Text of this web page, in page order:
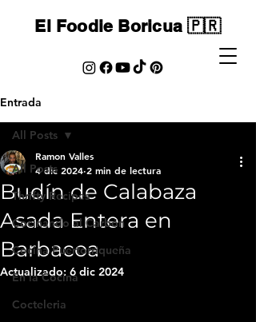
El Foodie Boricua 🇵🇷
Entrada
All Posts
Thrifty Recipes
Cocinando al Carbón
Cocina Puertorriqueña
En la Cocina
Cocteleria
All Posts
Budín de Calabaza
Asada Entera en
Barbacoa
Ramon Valles
4 dic 2024 2 min de lectura
Actualizado: 6 dic 2024